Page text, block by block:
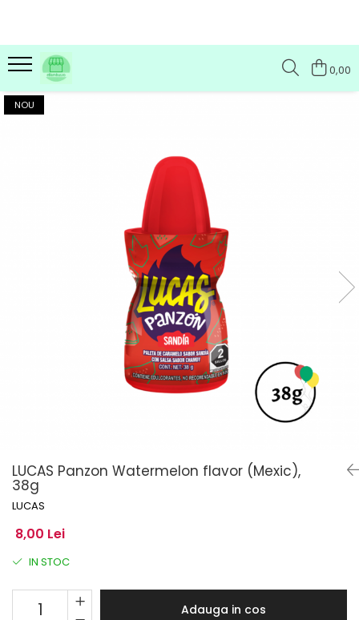
0,00
LUCAS Panzon Watermelon flavor (Mexic),
38g
LUCAS
NOU
8,00 Lei
IN STOC
Adauga in cos